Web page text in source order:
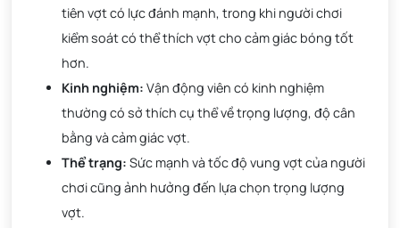
tiên vợt có lực đánh mạnh, trong khi người chơi
kiểm soát có thể thích vợt cho cảm giác bóng tốt
hơn.
Kinh nghiệm: Vận động viên có kinh nghiệm
thường có sở thích cụ thể về trọng lượng, độ cân
bằng và cảm giác vợt.
Thể trạng: Sức mạnh và tốc độ vung vợt của người
chơi cũng ảnh hưởng đến lựa chọn trọng lượng
vợt.